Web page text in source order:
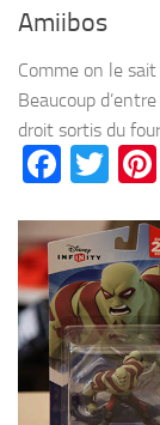
Amiibos
Comme on le
Beaucoup
droit sortis du